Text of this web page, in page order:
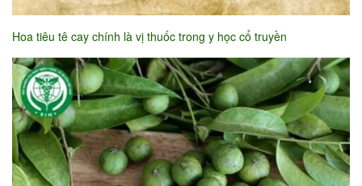
Hoa tiêu tê cay chính là vị thuốc trong y học cổ truyền